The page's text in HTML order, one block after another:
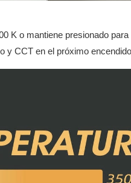
K o mantiene presionado
y CCT en el próximo